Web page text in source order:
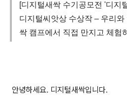
[디지털새싹 수기공모전 '디지
디지털씨앗상 수상작 – 우리와
싹 캠프에서 직접 만지고 체험
안녕하세요. 디지털새싹입니다.